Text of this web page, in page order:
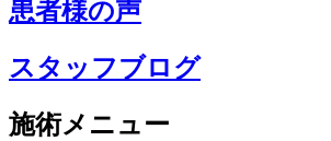
患者様の声
スタッフブログ
施術メニュー